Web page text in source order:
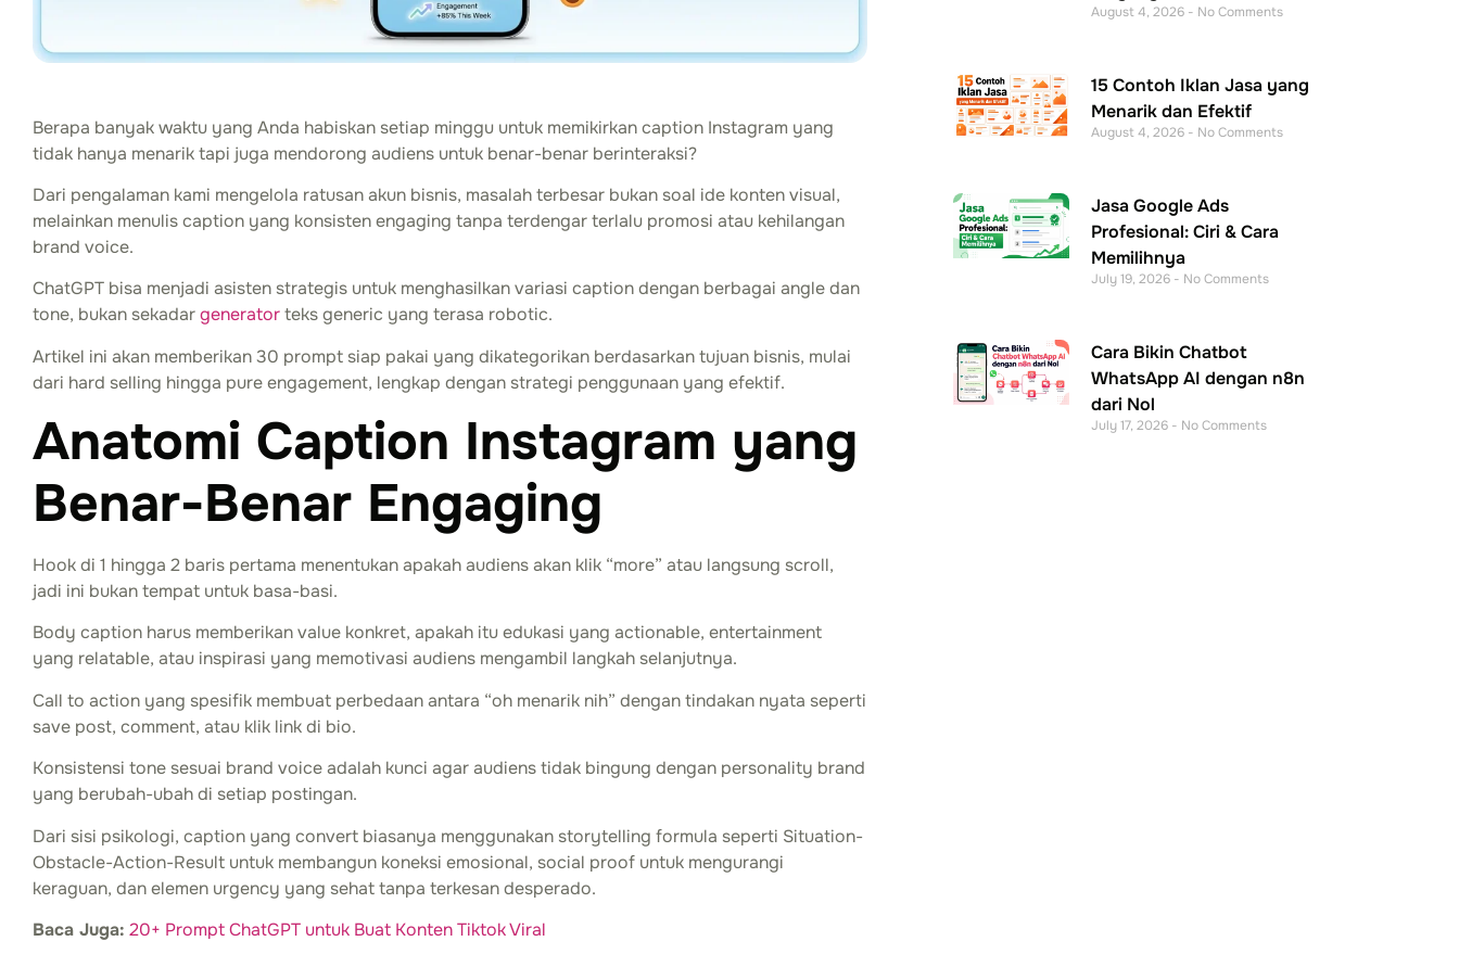
Berapa banyak waktu yang Anda habiskan setiap minggu untuk memikirkan caption Instagram yang
tidak hanya menarik tapi juga mendorong audiens untuk benar-benar berinteraksi?
Dari pengalaman kami mengelola ratusan akun bisnis, masalah terbesar bukan soal ide konten visual,
melainkan menulis caption yang konsisten engaging tanpa terdengar terlalu promosi atau kehilangan
brand voice.
ChatGPT bisa menjadi asisten strategis untuk menghasilkan variasi caption dengan berbagai angle dan
tone, bukan sekadargeneratorteks generic yang terasa robotic.
Artikel ini akan memberikan 30 prompt siap pakai yang dikategorikan berdasarkan tujuan bisnis, mulai
dari hard selling hingga pure engagement, lengkap dengan strategi penggunaan yang efektif.
Anatomi Caption Instagram yang
Benar-Benar Engaging
Hook di 1 hingga 2 baris pertama menentukan apakah audiens akan klik “more” atau langsung scroll,
jadi ini bukan tempat untuk basa-basi.
Body caption harus memberikan value konkret, apakah itu edukasi yang actionable, entertainment
yang relatable, atau inspirasi yang memotivasi audiens mengambil langkah selanjutnya.
Call to action yang spesifik membuat perbedaan antara “oh menarik nih” dengan tindakan nyata seperti
save post, comment, atau klik link di bio.
Konsistensi tone sesuai brand voice adalah kunci agar audiens tidak bingung dengan personality brand
yang berubah-ubah di setiap postingan.
Dari sisi psikologi, caption yang convert biasanya menggunakan storytelling formula seperti Situation-
Obstacle-Action-Result untuk membangun koneksi emosional, social proof untuk mengurangi
keraguan, dan elemen urgency yang sehat tanpa terkesan desperado.
Baca Juga: 20+ Prompt ChatGPT untuk Buat Konten Tiktok Viral
August 4, 2026 No Comments
15 Contoh Iklan Jasa yang
Menarik dan Efektif
August 4, 2026 No Comments
Jasa Google Ads
Profesional: Ciri & Cara
Memilihnya
July 19, 2026 No Comments
Cara Bikin Chatbot
WhatsApp AI dengan n8n
dari Nol
July 17, 2026 No Comments